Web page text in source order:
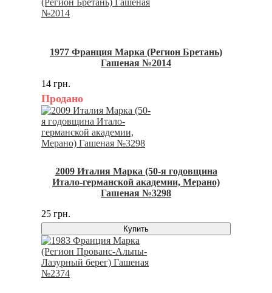
1977 Франция Марка (Регион Бретань)
Гашеная №2014
14 грн.
Продано
2009 Италия Марка (50-я годовщина
Итало-германской академии, Мерано)
Гашеная №3298
25 грн.
Купить